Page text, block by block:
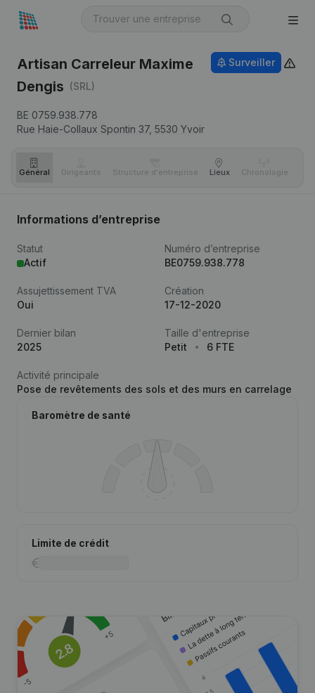
Artisan Carreleur Maxime
Dengis (SRL)
BE 0759.938.778
Rue Haie-Collaux Spontin 37, 5530 Yvoir
Surveiller
Général Dirigeants Structure d'entreprise Lieux Chronologie
Informations d’entreprise
Statut
Actif
Numéro d’entreprise
BE0759.938.778
Assujettissement TVA
Oui
Création
17-12-2020
Dernier bilan
2025
Taille d'entreprise
Petit
6 FTE
Activité principale
Pose de revêtements des sols et des murs en carrelage
Baromètre de santé
Limite de crédit